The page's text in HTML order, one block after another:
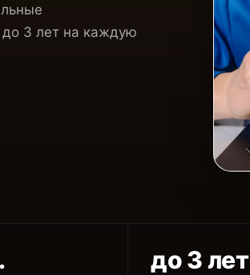
3 лет на каждую
до 3 лет